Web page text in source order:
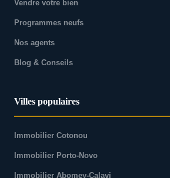
Vendre votre bien
Programmes neufs
Nos agents
Blog & Conseils
Villes populaires
Immobilier Cotonou
Immobilier Porto-Novo
Immobilier Abomey-Calavi